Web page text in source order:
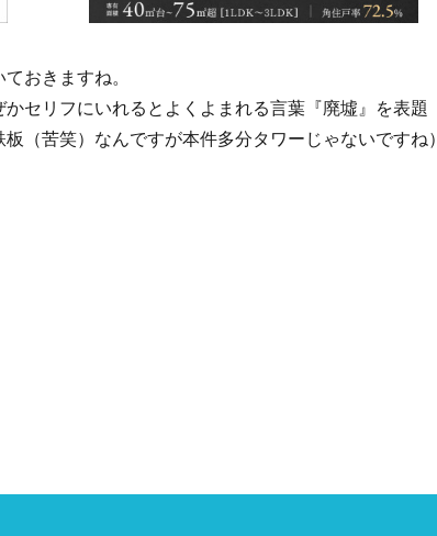
おきますね。
セリフにいれるとよくよまれる言葉『廃墟』を表題
（苦笑）なんですが本件多分タワーじゃないですね）